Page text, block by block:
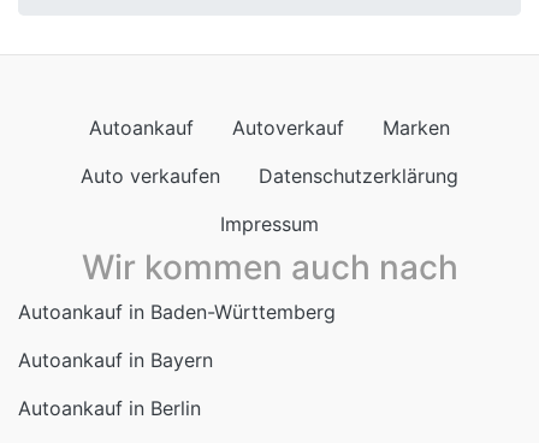
Autoankauf Autoverkauf
Marken
Auto verkaufen
Datenschutzerklärung
Impressum
Wir kommen auch nach
Autoankauf in Baden-Württemberg
Autoankauf in Bayern
Autoankauf in Berlin